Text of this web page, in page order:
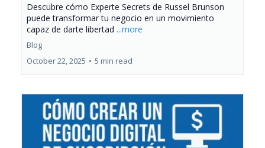
Descubre cómo Experte Secrets de Russel Brunson
puede transformar tu negocio en un movimiento
capaz de darte libertad ...more
Blog
October 22, 2025 • 5 min read